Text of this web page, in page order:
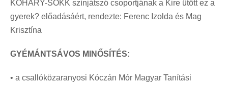
KOHÁRY-SOKK színjátszó csoportjának a Kire ütött ez a
gyerek? előadásáért, rendezte: Ferenc Izolda és Mag
Krisztína
GYÉMÁNTSÁVOS MINŐSÍTÉS:
• a csallóközaranyosi Kóczán Mór Magyar Tanítási